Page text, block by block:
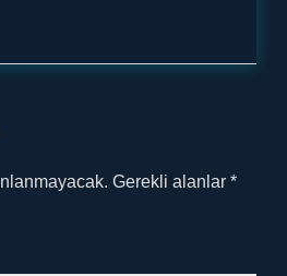
Gerekli alanlar *